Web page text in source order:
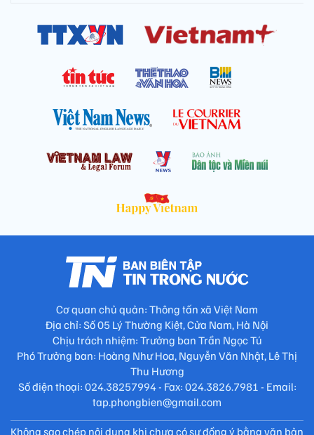
Cơ quan chủ quản: Thông tấn xã Việt Nam
Địa chỉ: Số 05 Lý Thường Kiệt, Cửa Nam, Hà Nội
Chịu trách nhiệm: Trưởng ban Trần Ngọc Tú
Phó Trưởng ban: Hoàng Như Hoa, Nguyễn Văn Nhật, Lê Thị
Thu Hương
Số điện thoại: 024.38257994 - Fax: 024.3826.7981 - Email:
tap.phongbien@gmail.com
Không sao chép nội dung khi chưa có sự đồng ý bằng văn bản